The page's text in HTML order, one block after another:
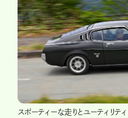
スポーティーな走りとユーティリテ